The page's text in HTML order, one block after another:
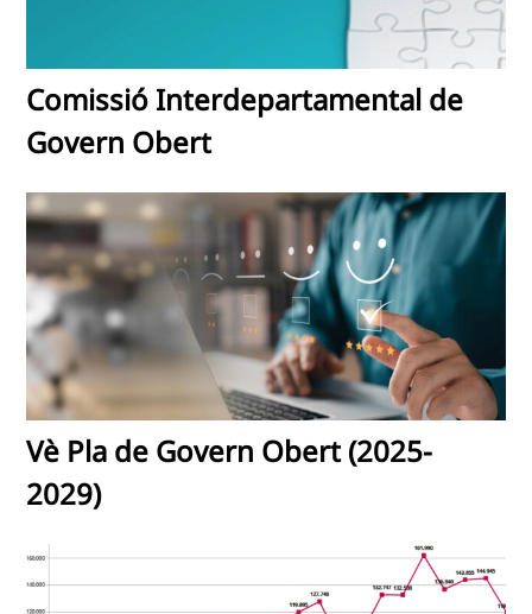
Comissió Interdepartamental de
Govern Obert
Vè Pla de Govern Obert (2025-
2029)